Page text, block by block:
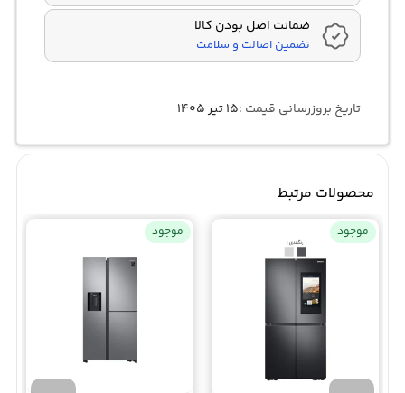
ضمانت اصل بودن کالا
تضمین اصالت و سلامت
تاریخ بروزرسانی قیمت :۱۵ تیر ۱۴۰۵
محصولات مرتبط
موجود موجود